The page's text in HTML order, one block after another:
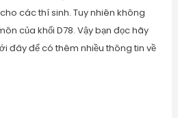
các thí sinh. Tuy nhiên không
của khối D78. Vậy bạn đọc hãy
đây để có thêm nhiều thông tin về